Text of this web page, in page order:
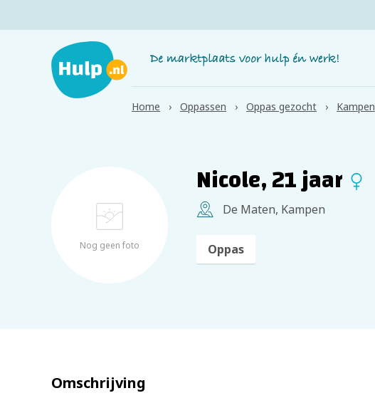
Home Oppassen Oppas gezocht Kampen
Nog geen foto
Nicole, 21 jaar
De Maten, Kampen
Oppas
Omschrijving